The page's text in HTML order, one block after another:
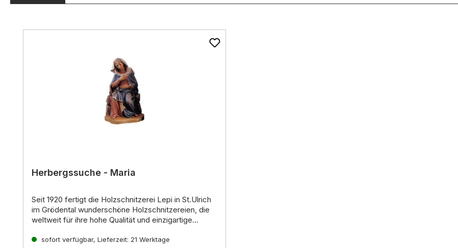
Herbergssuche - Maria
Seit 1920 fertigt die Holzschnitzerei Lepi in St.Ulrich
im Grödental wunderschöne Holzschnitzereien, die
weltweit für ihre hohe Qualität und einzigartige
Kunsthandwerker der Familie Lepi führen die lange
Einzigartige Krippenfiguren für jeden Geschmack
sofort verfügbar, Lieferzeit: 21 Werktage